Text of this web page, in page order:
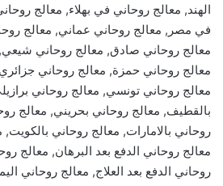
الهند, معالج روحاني في بهلاء, معالج
في مصر, معالج روحاني عماني, معالج
معالج روحاني صادق, معالج روحاني
معالج روحاني حمزة, معالج روحاني
معالج روحاني تونسي, معالج روحاني
بالقطيف, معالج روحاني بحريني, معالج
روحاني بالامارات, معالج روحاني
معالج روحاني الدفع بعد البرهان, معالج
روحاني الدفع بعد العلاج, معالج روحاني